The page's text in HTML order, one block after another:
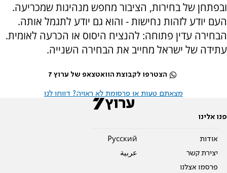
ובפתחן של בחירות, הציבור מחפש מנהיגות שמכריעה.
העם יודע לזהות נחישות - והוא גם יודע לתגמל אותה.
הבחירה עדין פתוחה: להנציח היסוס או הכרעה לאומית.
עתידה של ישראל מחייב את הבחירה השנייה.
הצטרפו לקבוצת הוואטצאפ של ערוץ 7
מצאתם טעות או פרסומת לא ראויה? דווחו לנו
פנו אלינו
אודות
יצירת קשר
פרסמו אצלנו
Pусский
عربية